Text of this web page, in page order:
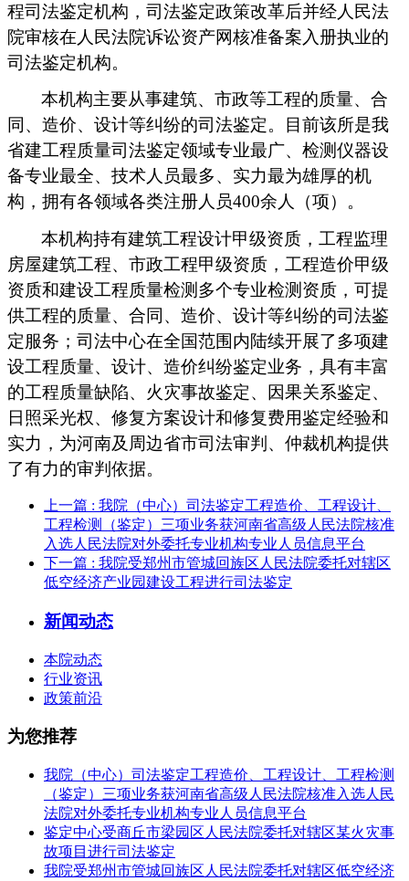
程司法鉴定机构，司法鉴定政策改革后并经人民法
院审核在人民法院诉讼资产网核准备案入册执业的
司法鉴定机构。
本机构主要从事建筑、市政等工程的质量、合
同、造价、设计等纠纷的司法鉴定。目前该所是我
省建工程质量司法鉴定领域专业最广、检测仪器设
备专业最全、技术人员最多、实力最为雄厚的机
构，拥有各领域各类注册人员400余人（项）。
本机构持有建筑工程设计甲级资质，工程监理
房屋建筑工程、市政工程甲级资质，工程造价甲级
资质和建设工程质量检测多个专业检测资质，可提
供工程的质量、合同、造价、设计等纠纷的司法鉴
定服务； 司法中心在全国范围内陆续开展了多项建
设工程质量、设计、造价纠纷鉴定业务，具有丰富
的工程质量缺陷、火灾事故鉴定、因果关系鉴定、
日照采光权、修复方案设计和修复费用鉴定经验和
实力，为河南及周边省市司法审判、仲裁机构提供
了有力的审判依据。
上一篇 : 我院（中心）司法鉴定工程造价、工程设计、
工程检测（鉴定）三项业务获河南省高级人民法院核准
入选人民法院对外委托专业机构专业人员信息平台
下一篇 : 我院受郑州市管城回族区人民法院委托对辖区
低空经济产业园建设工程进行司法鉴定
新闻动态
本院动态
行业资讯
政策前沿
为您推荐
我院（中心）司法鉴定工程造价、工程设计、工程检测
（鉴定）三项业务获河南省高级人民法院核准入选人民
法院对外委托专业机构专业人员信息平台
鉴定中心受商丘市梁园区人民法院委托对辖区某火灾事
故项目进行司法鉴定
我院受郑州市管城回族区人民法院委托对辖区低空经济